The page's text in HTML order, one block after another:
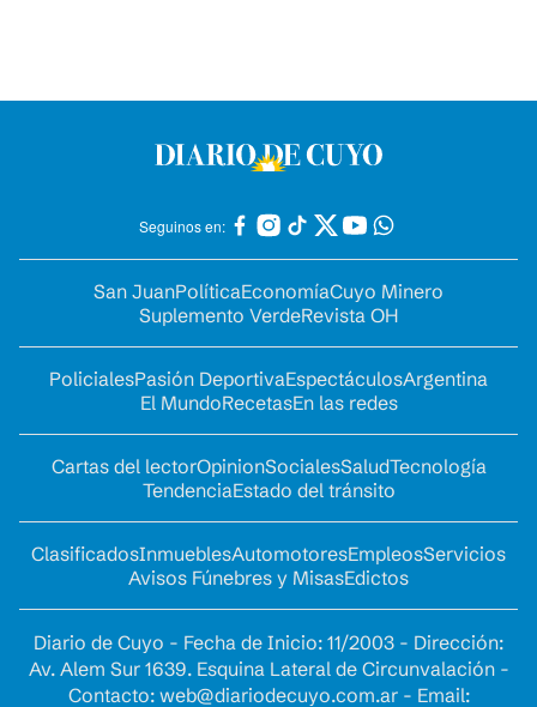
Seguinos en:
San JuanPolíticaEconomíaCuyo Minero
Suplemento VerdeRevista OH
PolicialesPasión DeportivaEspectáculosArgentina
El MundoRecetasEn las redes
Cartas del lectorOpinionSocialesSaludTecnología
TendenciaEstado del tránsito
ClasificadosInmueblesAutomotoresEmpleosServicios
Avisos Fúnebres y MisasEdictos
Diario de Cuyo - Fecha de Inicio: 11/2003 - Dirección:
Av. Alem Sur 1639. Esquina Lateral de Circunvalación -
Contacto: web@diariodecuyo.com.ar- Email: